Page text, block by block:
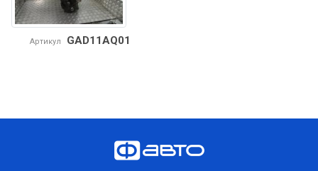
Артикул GAD11AQ01